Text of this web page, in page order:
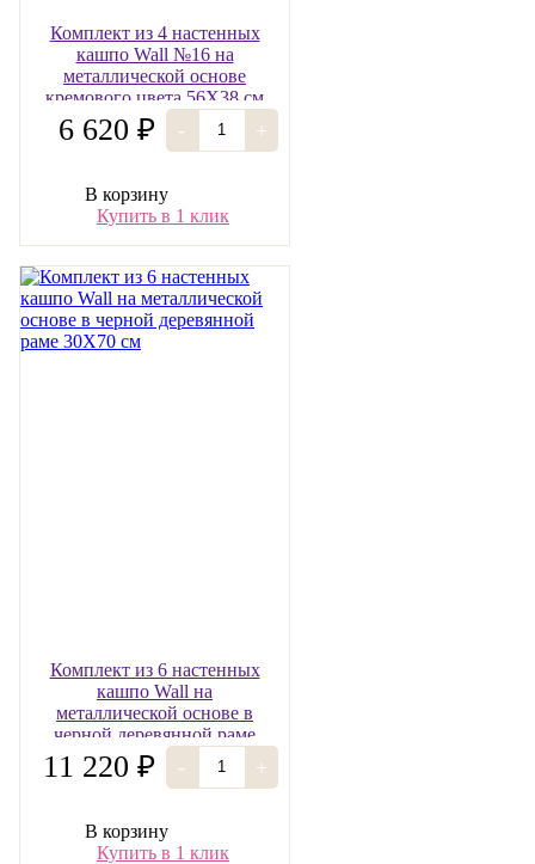
Комплект из 4 настенных
кашпо Wall №16 на
металлической основе
кремового цвета 56Х38 см
6 620 ₽ - +
В корзину
Купить в 1 клик
Комплект из 6 настенных
кашпо Wall на
металлической основе в
черной деревянной раме
30Х70 см
11 220 ₽ - +
В корзину
Купить в 1 клик